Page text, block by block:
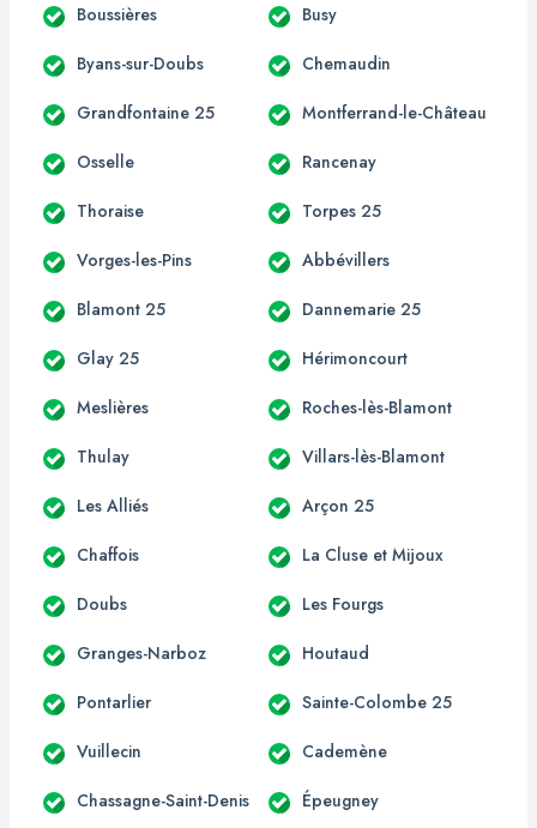
Boussières Busy
Byans-sur-Doubs Chemaudin
Grandfontaine 25 Montferrand-le-Château
Osselle Rancenay
Thoraise Torpes 25
Vorges-les-Pins Abbévillers
Blamont 25 Dannemarie 25
Glay 25 Hérimoncourt
Meslières Roches-lès-Blamont
Thulay Villars-lès-Blamont
Les Alliés Arçon 25
Chaffois La Cluse et Mijoux
Doubs Les Fourgs
Granges-Narboz Houtaud
Pontarlier Sainte-Colombe 25
Vuillecin Cademène
Chassagne-Saint-Denis Épeugney